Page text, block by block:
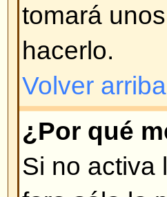
Siga las
de inmediato.
Volver arriba
¡Me registré
Primero
usuario y
verifique estas